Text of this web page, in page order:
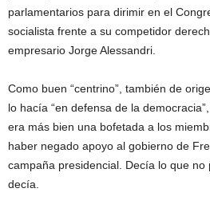
parlamentarios para dirimir en el
socialista frente a su competidor
empresario Jorge Alessandri.
Como buen “centrino”, también de
lo hacía “en defensa de la
era más bien una bofetada a los
haber negado apoyo al gobierno de
campaña presidencial. Decía lo que
decía.